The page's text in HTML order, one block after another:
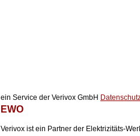
ein Service der Verivox GmbH
EWO
Verivox ist ein Partner der Elektrizitäts-